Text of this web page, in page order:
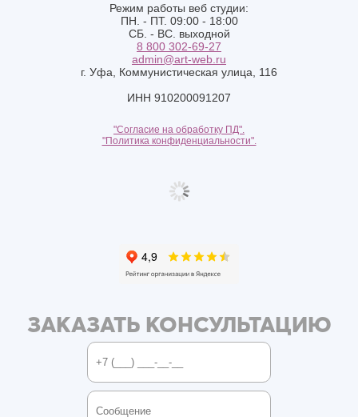
Режим работы веб студии:
ПН. - ПТ. 09:00 - 18:00
СБ. - ВС. выходной
8 800 302-69-27
admin@art-web.ru
г. Уфа, Коммунистическая улица, 116
ИНН 910200091207
"Согласие на обработку ПД".
"Политика конфиденциальности".
ЗАКАЗАТЬ КОНСУЛЬТАЦИЮ